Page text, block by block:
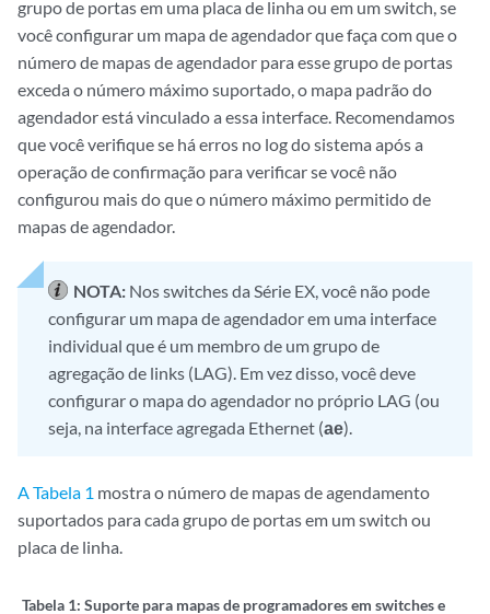
grupo de portas em uma placa de linha ou em um switch, se
você configurar um mapa de agendador que faça com que o
número de mapas de agendador para esse grupo de portas
exceda o número máximo suportado, o mapa padrão do
agendador está vinculado a essa interface. Recomendamos
que você verifique se há erros no log do sistema após a
operação de confirmação para verificar se você não
configurou mais do que o número máximo permitido de
mapas de agendador.
NOTA: Nos switches da Série EX, você não pode
configurar um mapa de agendador em uma interface
individual que é um membro de um grupo de
agregação de links (LAG). Em vez disso, você deve
configurar o mapa do agendador no próprio LAG (ou
seja, na interface agregada Ethernet (ae).
A Tabela 1 mostra o número de mapas de agendamento
suportados para cada grupo de portas em um switch ou
placa de linha.
Tabela 1: Suporte para mapas de programadores em switches e